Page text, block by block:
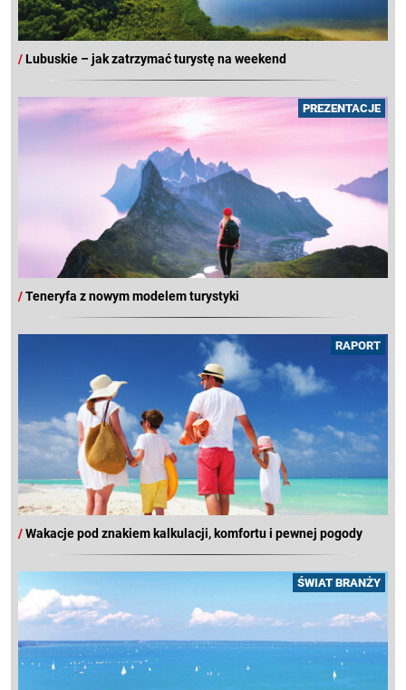
/Lubuskie – jak zatrzymać turystę na weekend
PREZENTACJE
/Teneryfa z nowym modelem turystyki
RAPORT
/Wakacje pod znakiem kalkulacji, komfortu i pewnej pogody
ŚWIAT BRANŻY